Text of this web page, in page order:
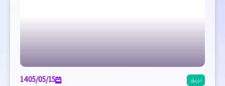
تزریق
1405/05/15